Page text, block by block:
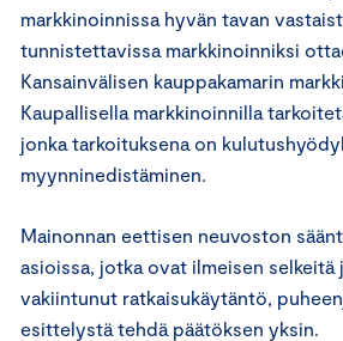
markkinoinnissa hyvän tavan
tunnistettavissa markkinoinniksi
Kansainvälisen kauppakamarin
Kaupallisella markkinoinnilla
jonka tarkoituksena on
myynninedistäminen.
Mainonnan eettisen neuvoston
asioissa, jotka ovat ilmeisen selkeitä
vakiintunut ratkaisukäytäntö,
esittelystä tehdä päätöksen yksin.